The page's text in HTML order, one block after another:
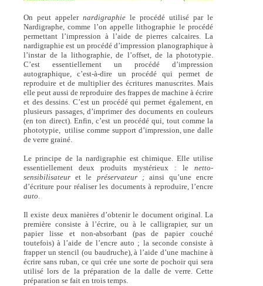
On peut appelernardigraphie le procédé utilisé par le
Nardigraphe, comme l’on appelle lithographie le procédé
permettant l’impression à l’aide de pierres calcaires. La
nardigraphie est un procédé d’impression planographique à
l’instar de la lithographie, de l’offset, de la phototypie.
C’est essentiellement un procédé d’impression
autographique, c’est-à-dire un procédé qui permet de
reproduire et de multiplier des écritures manuscrites. Mais
elle peut aussi de reproduire des frappes de machine à écrire
et des dessins. C’est un procédé qui permet également, en
plusieurs passages, d’imprimer des documents en couleurs
(en ton direct). Enfin, c’est un procédé qui, tout comme la
phototypie, utilise comme support d’impression, une dalle
de verre grainé.
Le principe de la nardigraphie est chimique. Elle utilise
essentiellement deux produits mystérieux : lenetto-
sensibilisateuret le préservateur ;ainsi qu’une encre
d’écriture pour réaliser les documents à reproduire, l’encre
auto.
Il existe deux manières d’obtenir le document original. La
première consiste à l’écrire, ou à le calligrapier, sur un
papier lisse et non-absorbant (pas de papier couché
toutefois) à l’aide de l’encre auto ; la seconde consiste à
frapper un stencil (ou baudruche), à l’aide d’une machine à
écrire sans ruban, ce qui crée une sorte de pochoir qui sera
utilisé lors de la préparation de la dalle de verre. Cette
préparation se fait en trois temps.